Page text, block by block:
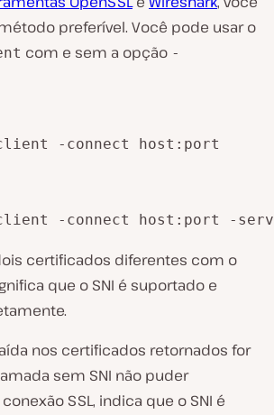
preferível. Você pode usar o
com e sem a opção -
-connect host:port
-connect host:port -
certificados diferentes com o
que o SNI é suportado e
nos certificados retornados for
sem SNI não puder
SSL, indica que o SNI é